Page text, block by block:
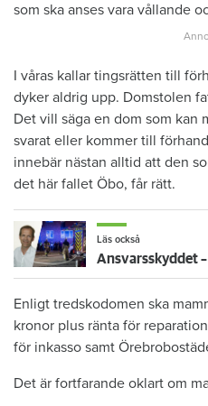
som ska anses vara vållande
I våras kallar tingsrätten till
dyker aldrig upp. Domstolen
Det vill säga en dom som kan
svarat eller kommer till
innebär nästan alltid att den
det här fallet Öbo, får rätt.
Läs också
Enligt tredskodomen ska
kronor plus ränta för
för inkasso samt
Det är fortfarande oklart om